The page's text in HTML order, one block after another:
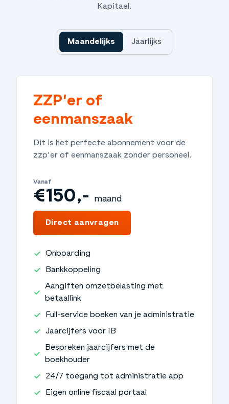
Kapitael.
Maandelijks Jaarlijks
ZZP'er of
eenmanszaak
Dit is het perfecte abonnement voor de
zzp'er of eenmanszaak zonder personeel.
Vanaf
€150,- maand
€1.800,-jaar
Direct aanvragen
Onboarding
Bankkoppeling
Aangiften omzetbelasting met
betaallink
Full-service boeken van je administratie
Jaarcijfers voor IB
Bespreken jaarcijfers met de
boekhouder
24/7 toegang tot administratie app
Eigen online fiscaal portaal